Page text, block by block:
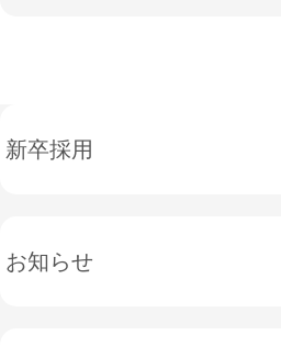
新卒採用
お知らせ